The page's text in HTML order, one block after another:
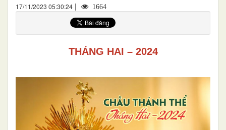
17/11/2023 05:30:24 | 1664
THÁNG HAI – 2024